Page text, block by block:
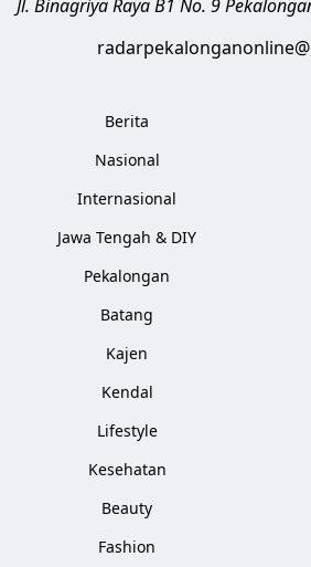
Jl. Binagriya Raya B1 No. 9
Berita
Nasional
Internasional
Jawa Tengah & DIY
Pekalongan
Batang
Kajen
Kendal
Lifestyle
Kesehatan
Beauty
Fashion